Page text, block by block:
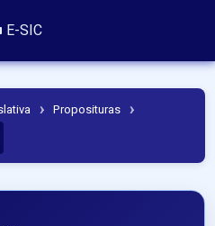
E-SIC
› Proposituras ›